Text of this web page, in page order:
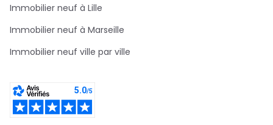
Immobilier neuf à Lille
Immobilier neuf à Marseille
Immobilier neuf ville par ville